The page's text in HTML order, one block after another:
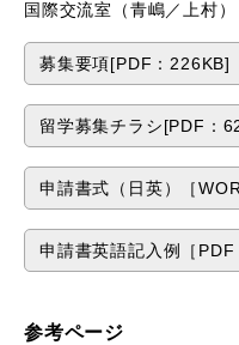
国際交流室（青嶋／上村
募集要項[PDF：226KB]
留学募集チラシ[PDF：
申請書式（日英）［
申請書英語記入例［PDF
参考ページ